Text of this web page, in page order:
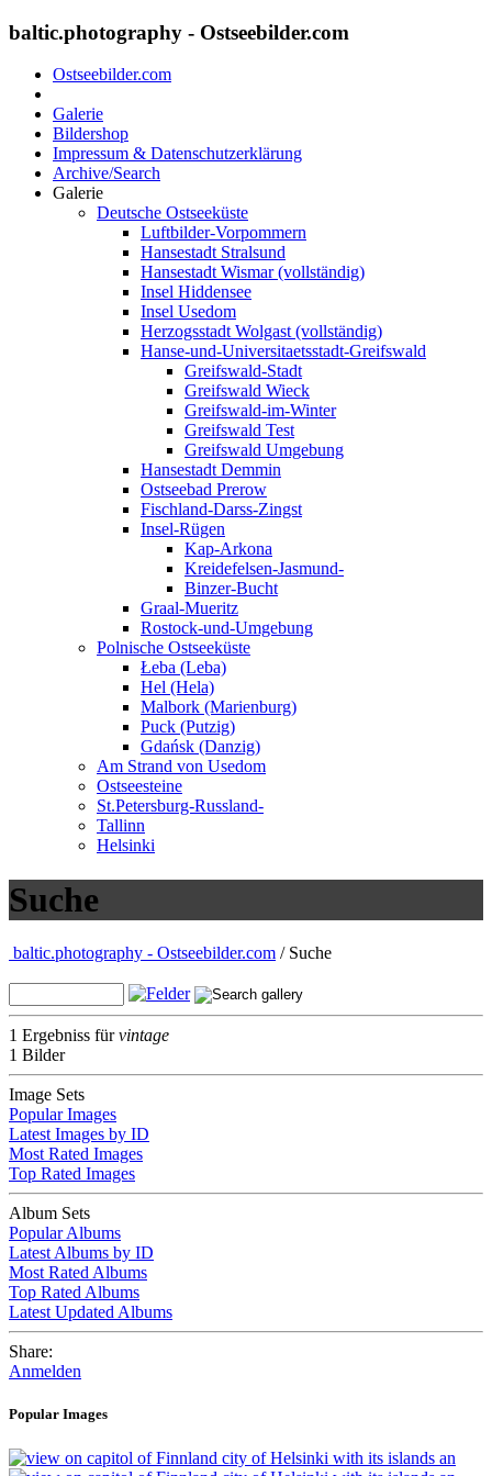
baltic.photography - Ostseebilder.com
Ostseebilder.com
Galerie
Bildershop
Impressum & Datenschutzerklärung
Archive/Search
Galerie
Deutsche Ostseeküste
Luftbilder-Vorpommern
Hansestadt Stralsund
Hansestadt Wismar (vollständig)
Insel Hiddensee
Insel Usedom
Herzogsstadt Wolgast (vollständig)
Hanse-und-Universitaetsstadt-Greifswald
Greifswald-Stadt
Greifswald Wieck
Greifswald-im-Winter
Greifswald Test
Greifswald Umgebung
Hansestadt Demmin
Ostseebad Prerow
Fischland-Darss-Zingst
Insel-Rügen
Kap-Arkona
Kreidefelsen-Jasmund-
Binzer-Bucht
Graal-Mueritz
Rostock-und-Umgebung
Polnische Ostseeküste
Łeba (Leba)
Hel (Hela)
Malbork (Marienburg)
Puck (Putzig)
Gdańsk (Danzig)
Am Strand von Usedom
Ostseesteine
St.Petersburg-Russland-
Tallinn
Helsinki
Suche
baltic.photography - Ostseebilder.com / Suche
1 Ergebniss fürvintage
1 Bilder
Image Sets
Popular Images
Latest Images by ID
Most Rated Images
Top Rated Images
Album Sets
Popular Albums
Latest Albums by ID
Most Rated Albums
Top Rated Albums
Latest Updated Albums
Share:
Anmelden
Popular Images